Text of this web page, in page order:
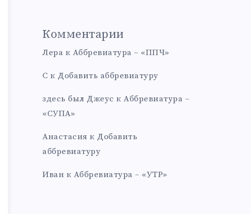
Комментарии
Лера к Аббревиатура – «ППЧ»
С к Добавить аббревиатуру
здесь был Джеус к Аббревиатура –
«СУПА»
Анастасия к Добавить
аббревиатуру
Иван к Аббревиатура – «УТР»